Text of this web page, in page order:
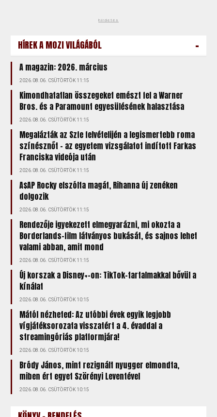
hirdetés
HÍREK A MOZI VILÁGÁBÓL -
A magazin: 2026. március
2026.08.06. CSÜTÖRTÖK 11:15
Kimondhatatlan összegeket emészt fel a Warner
Bros. és a Paramount egyesülésének halasztása
2026.08.06. CSÜTÖRTÖK 11:15
Megalázták az Szfe felvételijén a legismertebb roma
színésznőt – az egyetem vizsgálatot indított Farkas
Franciska videója után
2026.08.06. CSÜTÖRTÖK 11:15
A$AP Rocky elszólta magát, Rihanna új zenéken
dolgozik
2026.08.06. CSÜTÖRTÖK 11:15
Rendezője igyekezett elmegyarázni, mi okozta a
Borderlands-film látványos bukását, és sajnos lehet
valami abban, amit mond
2026.08.06. CSÜTÖRTÖK 11:15
Új korszak a Disney+-on: TikTok-tartalmakkal bővül a
kínálat
2026.08.06. CSÜTÖRTÖK 10:15
Mától nézheted: Az utóbbi évek egyik legjobb
vígjátéksorozata visszatért a 4. évaddal a
streamingóriás platformjára!
2026.08.06. CSÜTÖRTÖK 10:15
Bródy János, mint rezignált nyugger elmondta,
miben ért egyet Szörényi Leventével
2026.08.06. CSÜTÖRTÖK 10:15